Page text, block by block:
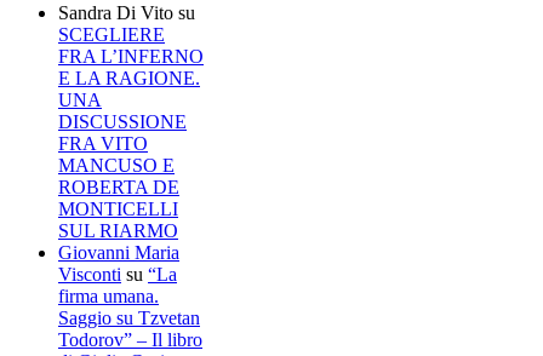
Sandra Di Vito su
SCEGLIERE
FRA L’INFERNO
E LA RAGIONE.
UNA
DISCUSSIONE
FRA VITO
MANCUSO E
ROBERTA DE
MONTICELLI
SUL RIARMO
Giovanni Maria
Visconti su “La
firma umana.
Saggio su Tzvetan
Todorov” – Il libro